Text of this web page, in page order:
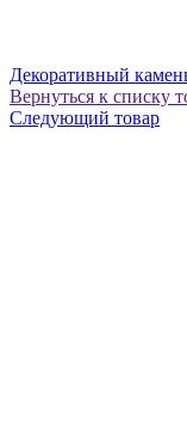
Декоративный
Вернуться к списку
Следующий товар